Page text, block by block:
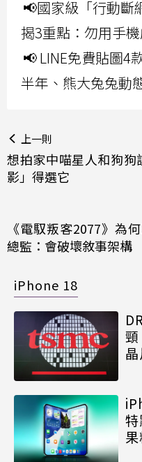
📢國家級「行動斷
揭3重點：勿用手
📢 LINE免費貼圖4
半年、熊大兔兔動
上一則
想拍家中喵星人和狗
影」得選它
《電馭叛客2077》為
總監：會破壞敘事架構
iPhone 18